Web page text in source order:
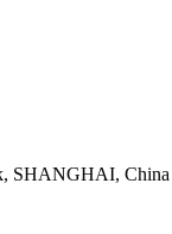
SHANGHAI, China